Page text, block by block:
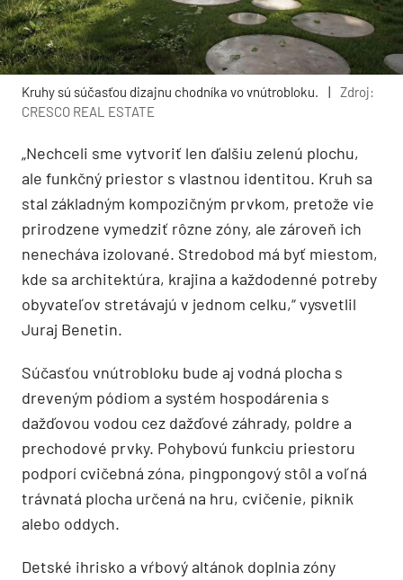
Kruhy sú súčasťou dizajnu chodníka vo vnútrobloku. |
Zdroj:
CRESCO REAL ESTATE
„Nechceli sme vytvoriť len ďalšiu zelenú plochu,
ale funkčný priestor s vlastnou identitou. Kruh sa
stal základným kompozičným prvkom, pretože vie
prirodzene vymedziť rôzne zóny, ale zároveň ich
nenecháva izolované. Stredobod má byť miestom,
kde sa architektúra, krajina a každodenné potreby
obyvateľov stretávajú v jednom celku,“ vysvetlil
Juraj Benetin.
Súčasťou vnútrobloku bude aj vodná plocha s
dreveným pódiom a systém hospodárenia s
dažďovou vodou cez dažďové záhrady, poldre a
prechodové prvky. Pohybovú funkciu priestoru
podporí cvičebná zóna, pingpongový stôl a voľná
trávnatá plocha určená na hru, cvičenie, piknik
alebo oddych.
Detské ihrisko a vŕbový altánok doplnia zóny